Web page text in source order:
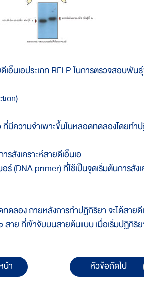
เอ็นเอประเภท RFLP ในการตรวจสอบพัน
วามจำเพาะขึ้นในหลอดทดลองโดยทำป
สังเคราะห์สายดีเอ็นเอ
primer) ที่ใช้เป็นจุดเริ่มต้นการสังเ
อง ภายหลังการทำปฏิกิริยา จะได้สายดี
าย ที่เข้าจับบนสายต้นแบบ เมื่อเริ่มปฏิกิริย
น้า หัวข้อถัดไป